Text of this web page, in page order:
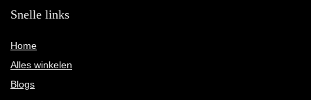
Snelle links
Home
Alles winkelen
Blogs